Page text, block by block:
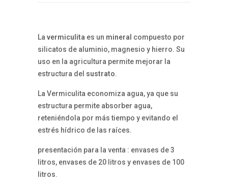
La vermiculita es un mineral compuesto por
silicatos de aluminio, magnesio y hierro. Su
uso en la agricultura permite mejorar la
estructura del sustrato.
La Vermiculita economiza agua, ya que su
estructura permite absorber agua,
reteniéndola por más tiempo y evitando el
estrés hídrico de las raíces.
presentación para la venta : envases de 3
litros, envases de 20 litros y envases de 100
litros.